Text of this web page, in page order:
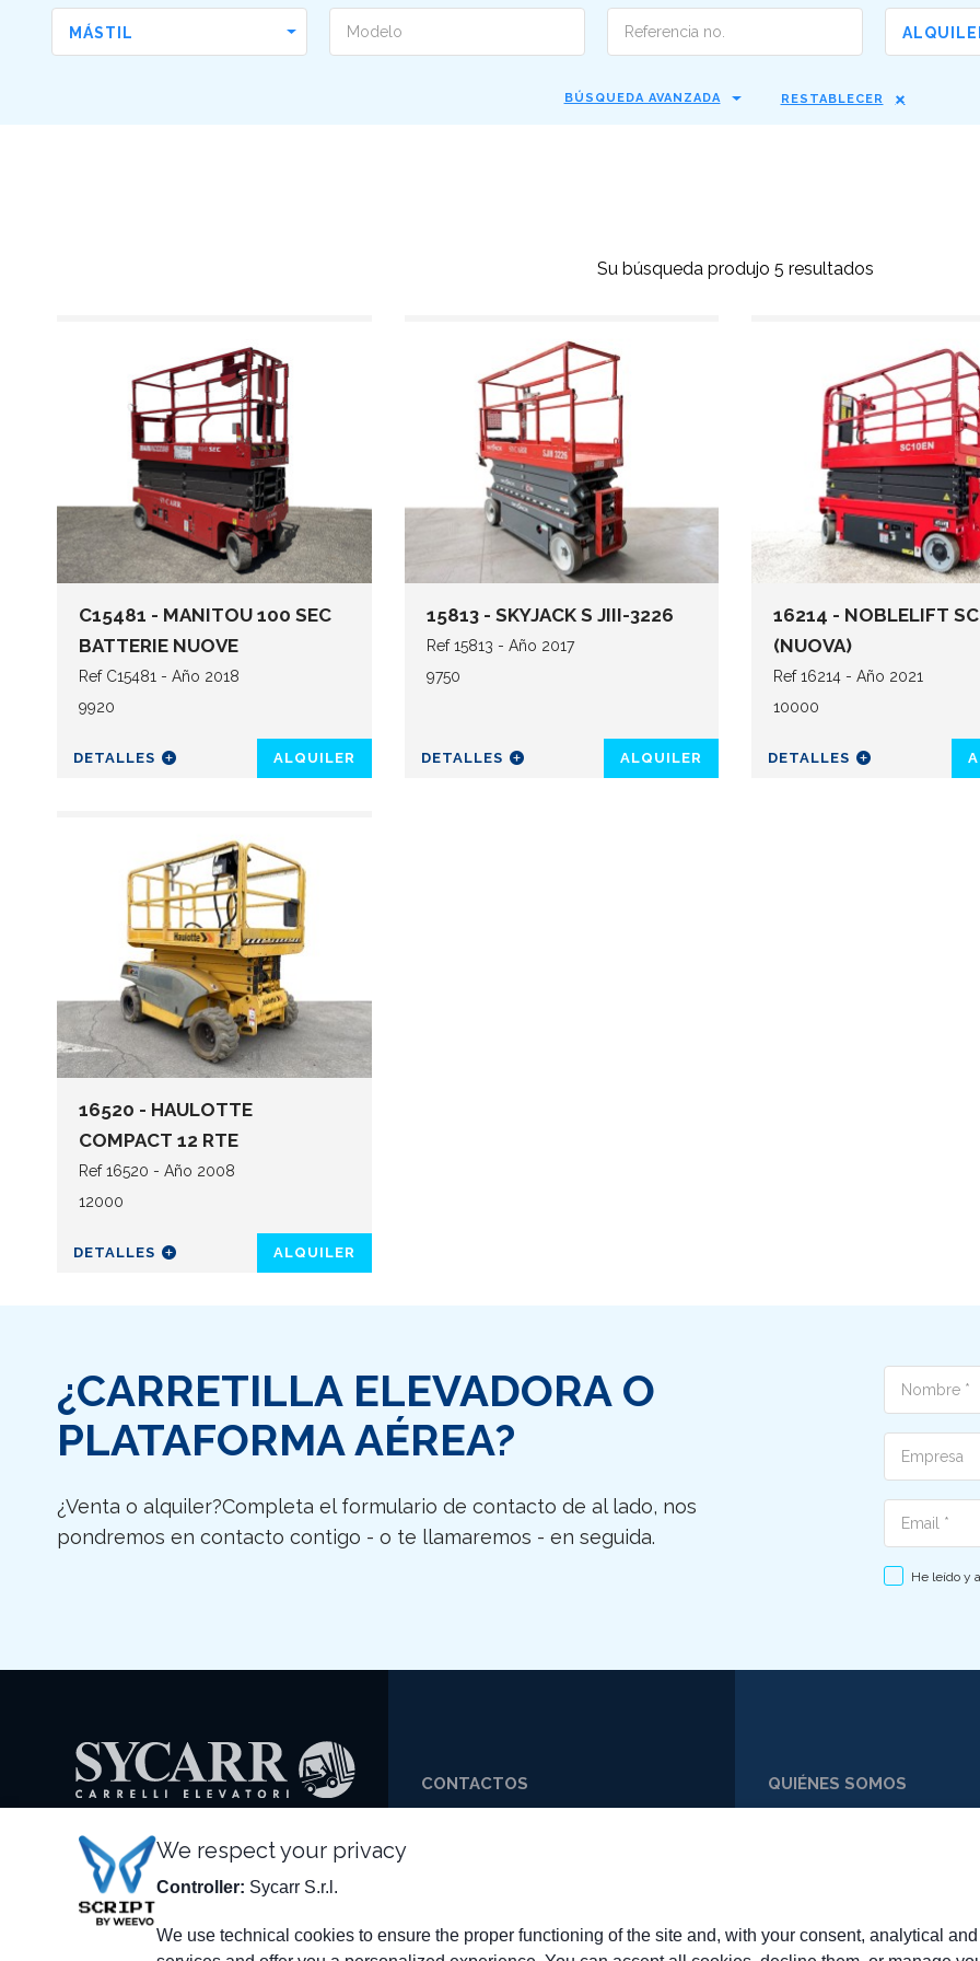
MÁSTIL
BÚSQUEDA AVANZADA RESTABLECER
Su búsqueda produjo 5 resultados
C15481 - MANITOU 100 SEC
BATTERIE NUOVE
Ref C15481 - Año 2018
9920
DETALLES ALQUILER
15813 - SKYJACK S JIII-3226
Ref 15813 - Año 2017
9750
DETALLES ALQUILER
16214 - NOBLELIFT
(NUOVA)
Ref 16214 - Año 2021
10000
DETALLES
16520 - HAULOTTE
COMPACT 12 RTE
Ref 16520 - Año 2008
12000
DETALLES ALQUILER
¿CARRETILLA ELEVADORA O
PLATAFORMA AÉREA?
¿Venta o alquiler?Completa el formulario de contacto de al lado, nos
pondremos en contacto contigo - o te llamaremos - en seguida.
Nome
Ditta
Email
He leído y
Via delle Scienze, 200
41058 Vignola (MO) - Italia
IT01790990368
CONTACTOS QUIÉNES SOMOS
We respect your privacy
Controller: Sycarr S.r.l.
We use technical cookies to ensure the proper functioning of the site and, with your consent, analytical